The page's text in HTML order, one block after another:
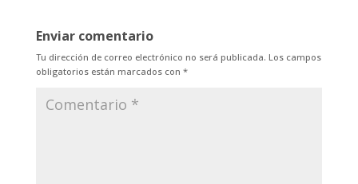
Enviar comentario
Tu dirección de correo electrónico no será publicada. Los campos
obligatorios están marcados con *